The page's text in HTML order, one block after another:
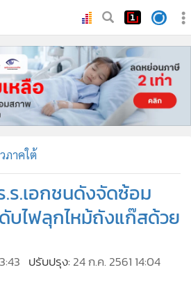
ภาคใต้
ร.เอกชนดังจัดซ้อม
บไฟลุกไหม้ถังแก๊สด้วย
ปรับปรุง: 24 ก.ค. 2561 14:04